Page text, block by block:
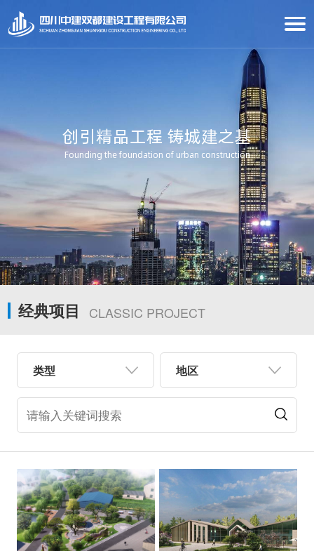
创引精品工程 铸城建之基
Founding the foundation of urban construction
经典项目 CLASSIC PROJECT
类型 地区